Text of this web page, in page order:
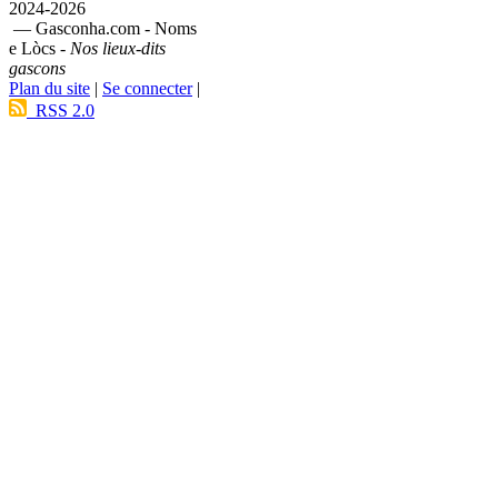
2024-2026
— Gasconha.com - Noms
e Lòcs - Nos lieux-dits
gascons
Plan du site | Se connecter|
RSS 2.0